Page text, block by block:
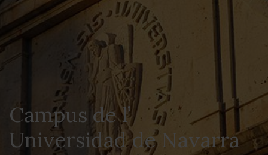
Campus de l’
Universidad de Navarra